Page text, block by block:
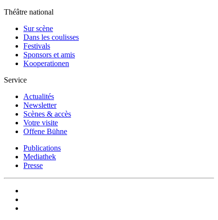
Théâtre national
Sur scène
Dans les coulisses
Festivals
Sponsors et amis
Kooperationen
Service
Actualités
Newsletter
Scènes & accès
Votre visite
Offene Bühne
Publications
Mediathek
Presse